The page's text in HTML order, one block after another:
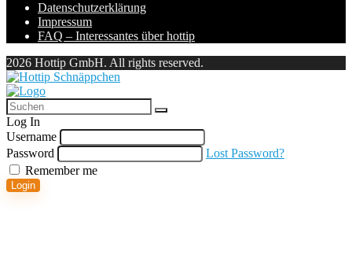
Datenschutzerklärung
Impressum
FAQ – Interessantes über hottip
2026 Hottip GmbH. All rights reserved.
Log In
Username
Password
Lost Password?
Remember me
Login